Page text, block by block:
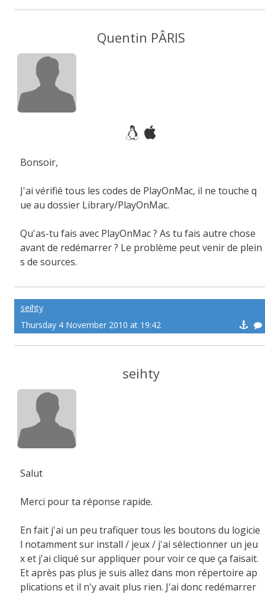
Quentin PÂRIS
Bonsoir,
J'ai vérifié tous les codes de PlayOnMac, il ne touche q
ue au dossier Library/PlayOnMac.
Qu'as-tu fais avec PlayOnMac ? As tu fais autre chose
avant de redémarrer ? Le problème peut venir de plein
s de sources.
seihty
Thursday 4 November 2010 at 19:42
seihty
Salut
Merci pour ta réponse rapide.
En fait j'ai un peu trafiquer tous les boutons du logicie
l notamment sur install / jeux / j'ai sélectionner un jeu
x et j'ai cliqué sur appliquer pour voir ce que ça faisait.
Et après pas plus je suis allez dans mon répertoire ap
plications et il n'y avait plus rien. J'ai donc redémarrer